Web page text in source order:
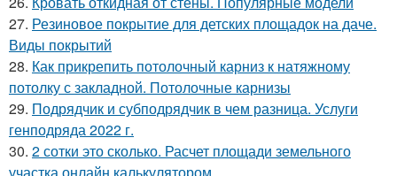
27. Резиновое покрытие для детских площадок на даче.
Виды покрытий
28. Как прикрепить потолочный карниз к натяжному
потолку с закладной. Потолочные карнизы
29. Подрядчик и субподрядчик в чем разница. Услуги
генподряда 2022 г.
30. 2 сотки это сколько. Расчет площади земельного
участка онлайн калькулятором